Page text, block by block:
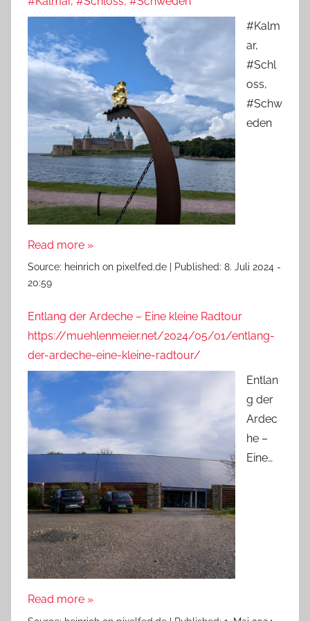
#Kalm
ar,
#Schl
oss,
#Schw
eden
Read more »
Source: heinrich on pixelfed.de Published: 8. Juli 2024 -
20:59
Entlang der Ardeche – Eine kleine Radtour
https://muehlenmeier.net/2024/05/01/entlang-
der-ardeche-eine-kleine-radtour/
Entlan
g der
Ardec
he –
Eine…
Read more »